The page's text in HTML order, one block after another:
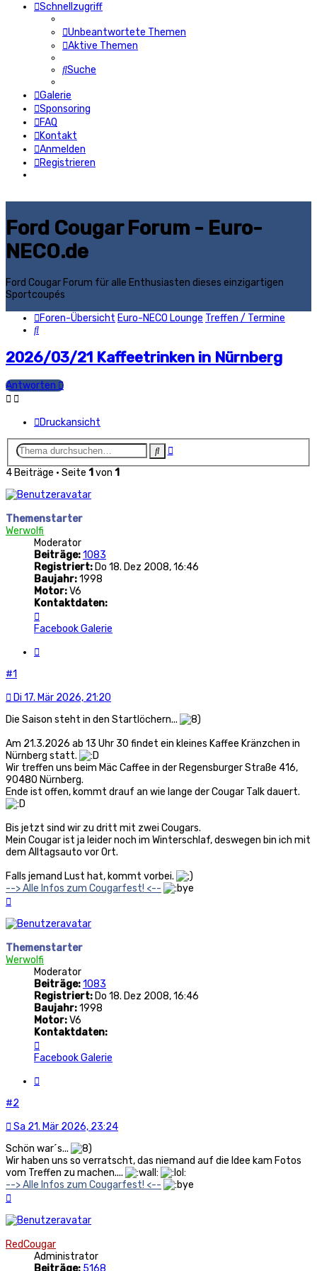
Schnellzugriff
Unbeantwortete Themen
Aktive Themen
Suche
Galerie
Sponsoring
FAQ
Kontakt
Anmelden
Registrieren
Ford Cougar Forum - Euro-
NECO.de
Ford Cougar Forum für alle Enthusiasten dieses einzigartigen
Sportcoupés
Foren-Übersicht Euro-NECO Lounge Treffen / Termine
Suche
2026/03/21 Kaffeetrinken in Nürnberg
Antworten
Druckansicht
SucheErweiterte
4 Beiträge • Seite 1von 1
Themenstarter
Werwolfi
Moderator
Beiträge:1083
Registriert: Do 18. Dez 2008, 16:46
Baujahr:1998
Motor:V6
Kontaktdaten:
von
FacebookGalerie
#1
Di 17. Mär 2026, 21:20
Die Saison steht in den Startlöchern...
Am 21.3.2026 ab 13 Uhr 30 findet ein kleines Kaffee Kränzchen in
Nürnberg statt.
Wir treffen uns beim Mäc Caffee in der Regensburger Straße 416,
90480 Nürnberg.
Ende ist offen, kommt drauf an wie lange der Cougar Talk dauert.
Bis jetzt sind wir zu dritt mit zwei Cougars.
Mein Cougar ist ja leider noch im Winterschlaf, deswegen bin ich mit
dem Alltagsauto vor Ort.
Falls jemand Lust hat, kommt vorbei.
--> Alle Infos zum Cougarfest! <--
Themenstarter
Werwolfi
Moderator
Beiträge:1083
Registriert: Do 18. Dez 2008, 16:46
Baujahr:1998
Motor:V6
Kontaktdaten:
von
FacebookGalerie
#2
Sa 21. Mär 2026, 23:24
Schön war´s...
Wir haben uns so verratscht, das niemand auf die Idee kam Fotos
vom Treffen zu machen....
--> Alle Infos zum Cougarfest! <--
RedCougar
Administrator
Beiträge: 5168